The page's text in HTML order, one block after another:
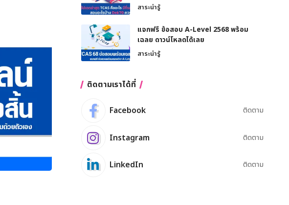
สาระน่ารู้
แจกฟรี ข้อสอบ A-Level 2568 พร้อม
เฉลย ดาวน์โหลดได้เลย
สาระน่ารู้
ติดตามเราได้ที่
Facebook ติดตาม
Instagram ติดตาม
LinkedIn ติดตาม